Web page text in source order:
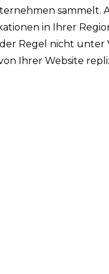
sammelt.
in Ihrer
Regel nicht
Ihrer Website